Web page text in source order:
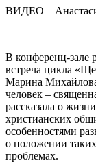
ВИДЕО –
В конференц-зале
встреча цикла
Марина
человек –
рассказала о
христианских
особенностями
о положении
проблемах.